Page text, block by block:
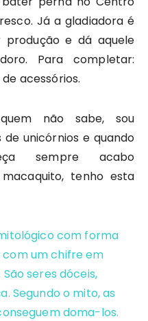
Já a gladiadora é
e dá aquele
Para completar:
acessórios.
não sabe, sou
unicórnios e quando
sempre acabo
tenho esta
com forma
um chifre em
seres dóceis,
Segundo o mito, as
doma-los.